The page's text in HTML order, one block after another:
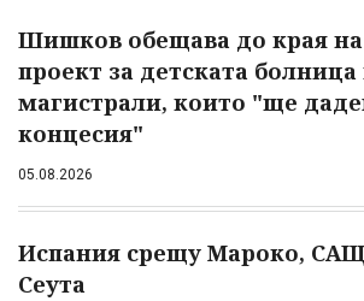
Шишков обещава до края на
проект за детската
магистрали, които "ще
концесия"
05.08.2026
Испания срещу Мароко,
Сеута